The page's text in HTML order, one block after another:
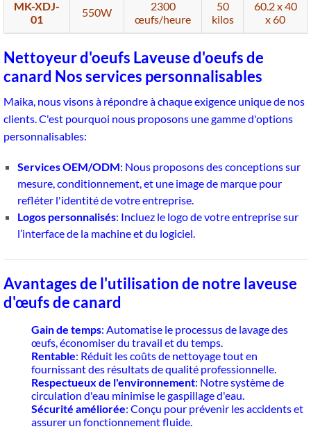
MK-XDJ-
01
550W
2300
œufs/heure
50
kilos
60.2 x 40
x 60
Nettoyeur d'oeufs Laveuse d'oeufs de
canard Nos services personnalisables
Maika, nous visons à répondre à chaque exigence unique de nos
clients. C'est pourquoi nous proposons une gamme d'options
personnalisables:
Services OEM/ODM: Nous proposons des conceptions sur
mesure, conditionnement, et une image de marque pour
refléter l'identité de votre entreprise.
Logos personnalisés: Incluez le logo de votre entreprise sur
l’interface de la machine et du logiciel.
Avantages de l'utilisation de notre laveuse
d'œufs de canard
Gain de temps: Automatise le processus de lavage des
œufs, économiser du travail et du temps.
Rentable: Réduit les coûts de nettoyage tout en
fournissant des résultats de qualité professionnelle.
Respectueux de l'environnement: Notre système de
circulation d'eau minimise le gaspillage d'eau.
Sécurité améliorée: Conçu pour prévenir les accidents et
assurer un fonctionnement fluide.